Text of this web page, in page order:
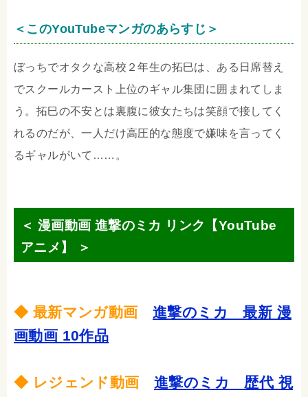
＜このYouTubeマンガのあらすじ＞
ぼっちでオタクな高校２年生の拓巳は、ある日席替え
でスクールカースト上位のギャル集団に囲まれてしま
う。拓巳の不安とは裏腹に彼女たちは笑顔で接してく
れるのだが、一人だけ高圧的な態度で嫌味を言ってく
るギャルがいて……。
＜ 漫画動画 進撃のミカ リンク【YouTube
アニメ】 ＞
◆ 最新マンガ動画 進撃のミカ 最新 漫
画動画 10作品
◆ レジェンド動画 進撃のミカ 歴代 視